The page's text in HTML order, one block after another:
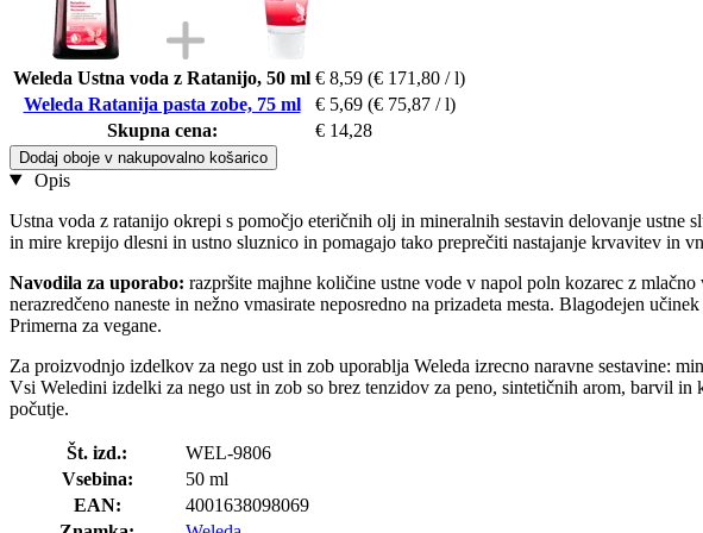
Weleda Ustna voda z Ratanijo, 50 ml € 8,59 (€ 171,80 / l)
Weleda Ratanija pasta zobe, 75 ml
€ 5,69 (€ 75,87 / l)
Skupna cena:
€ 14,28
Dodaj oboje v nakupovalno košarico
Opis
Ustna voda z ratanijo okrepi s pomočjo eteričnih olj in mineralnih sestavin delovanje
in mire krepijo dlesni in ustno sluznico in pomagajo tako preprečiti nastajanje krvavitev in
Navodila za uporabo: razpršite majhne količine ustne vode v napol poln kozarec z
nerazredčeno naneste in nežno vmasirate neposredno na prizadeta mesta. Blagodejen
Primerna za vegane.
Za proizvodnjo izdelkov za nego ust in zob uporablja Weleda izrecno naravne sestavine:
Vsi Weledini izdelki za nego ust in zob so brez tenzidov za peno, sintetičnih arom, barvil
počutje.
Št. izd.:
WEL-9806
Vsebina:
50 ml
EAN:
4001638098069